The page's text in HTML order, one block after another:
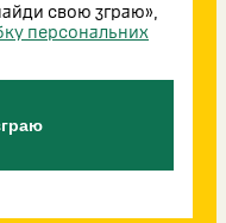
свою зграю»,
персональних